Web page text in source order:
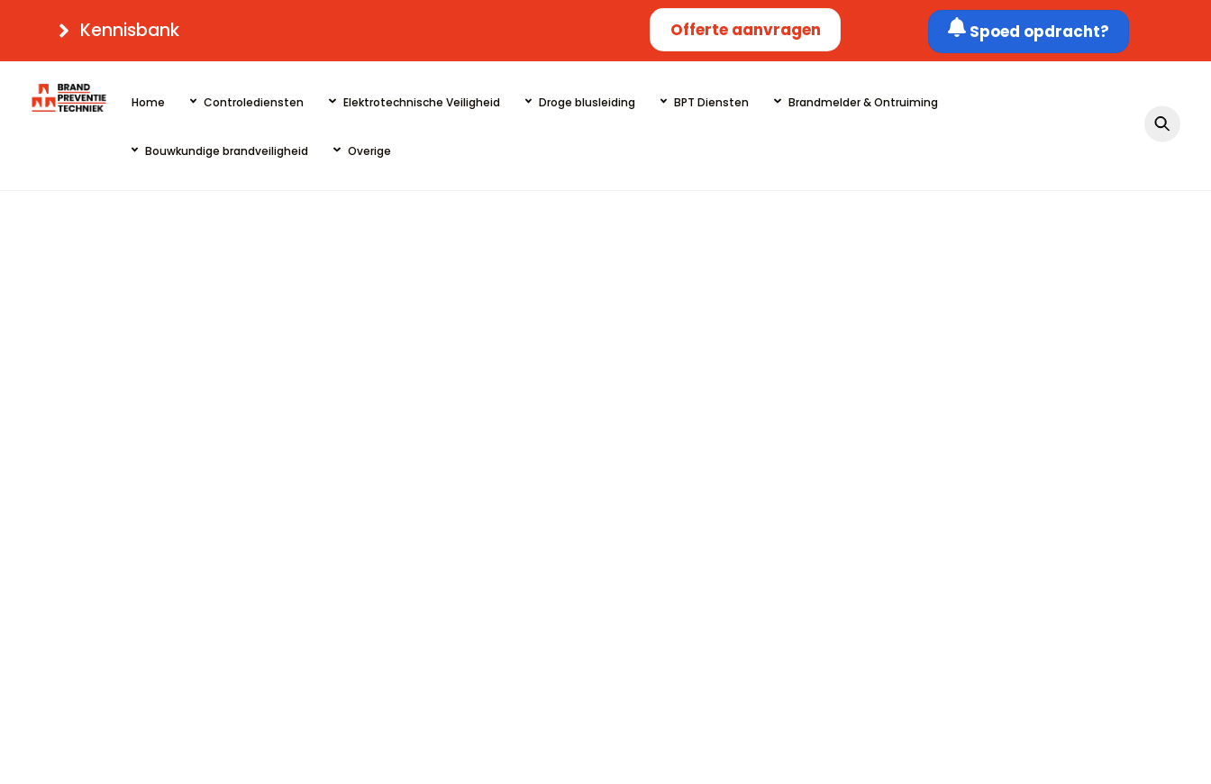
content
Kennisbank Offerte aanvragen Spoed opdracht?
Home Controlediensten Elektrotechnische Veiligheid Droge blusleiding BPT Diensten Brandmelder & Ontruiming
Bouwkundige brandveiligheid Overige